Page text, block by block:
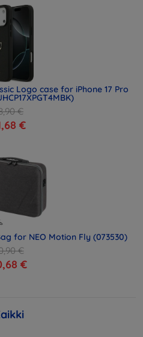
Logo case for iPhone 17 Pro
€
€
for NEO Motion Fly (073530)
€
€